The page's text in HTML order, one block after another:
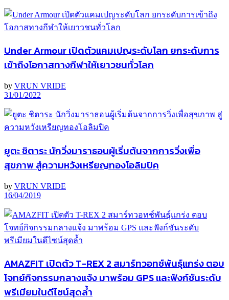
Under Armour เปิดตัวแคมเปญระดับโลก ยกระดับการ
เข้าถึงโอกาสทางกีฬาให้เยาวชนทั่วโลก
by VRUN VRIDE
31/01/2022
ยูตะ ชิตาระ นักวิ่งมาราธอนผู้เริ่มต้นจากการวิ่งเพื่อ
สุขภาพ สู่ความหวังเหรียญทองโอลิมปิค
by VRUN VRIDE
16/04/2019
AMAZFIT เปิดตัว T-REX 2 สมาร์ทวอทช์พันธุ์แกร่ง ตอบ
โจทย์กิจกรรมกลางแจ้ง มาพร้อม GPS และฟังก์ชันระดับ
พรีเมียมในดีไซน์สุดล้ำ